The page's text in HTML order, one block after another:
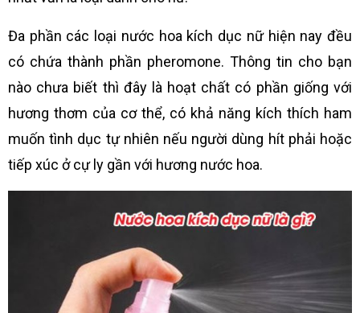
Đa phần các loại nước hoa kích dục nữ hiện nay đều
có chứa thành phần pheromone. Thông tin cho bạn
nào chưa biết thì đây là hoạt chất có phần giống với
hương thơm của cơ thể, có khả năng kích thích ham
muốn tình dục tự nhiên nếu người dùng hít phải hoặc
tiếp xúc ở cự ly gần với hương nước hoa.